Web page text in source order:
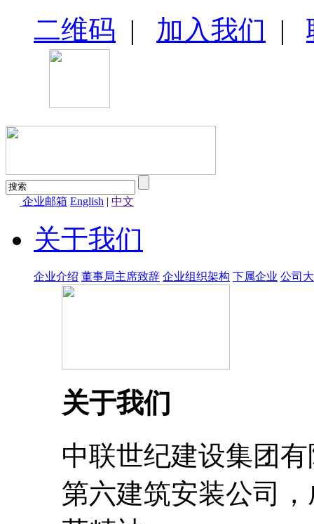
二维码 | 加入我们 |
企业邮箱 English | 中文
关于我们
企业介绍 董事局主席致辞 企业组织架构 下属企业 公司
关于我们
中联世纪建设集团
第六建筑安装公司